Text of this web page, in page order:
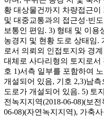
황 대상물건까지 차량접근
및 대중교통과의 접근성·빈
보통인 편임. 3) 형태 및 이용
농경지 및 현황 도로 상태임.
로서 의뢰외 인접토지와 경
대체로 사다리형의 토지로서
호 1)서측 일부를 포함하여
개설되어 있음, 기호 2,3)남
도로가 개설되어 있음. 5) 토
전녹지지역(2018-06-08)(보
06-08)(자연녹지지역), 가축